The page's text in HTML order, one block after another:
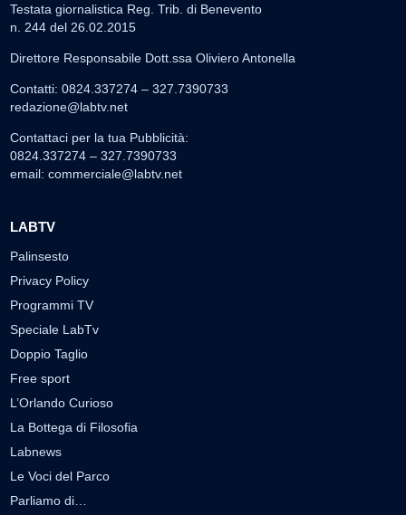
Testata giornalistica Reg. Trib. di Benevento
n. 244 del 26.02.2015
Direttore Responsabile Dott.ssa Oliviero Antonella
Contatti: 0824.337274 – 327.7390733
redazione@labtv.net
Contattaci per la tua Pubblicità:
0824.337274 – 327.7390733
email: commerciale@labtv.net
LABTV
Palinsesto
Privacy Policy
Programmi TV
Speciale LabTv
Doppio Taglio
Free sport
L’Orlando Curioso
La Bottega di Filosofia
Labnews
Le Voci del Parco
Parliamo di…